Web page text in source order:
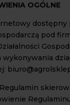
OGÓLNE
pod
Regulamin